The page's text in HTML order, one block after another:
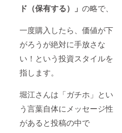
ド（保有する）」 の略で、
一度購入したら、価値が下
がろうが絶対に手放さな
い！という投資スタイルを
指します。
堀江さんは「ガチホ」とい
う言葉自体にメッセージ性
があると投稿の中で